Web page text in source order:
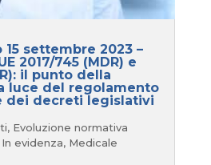
settembre 2023 –
2017/745 (MDR) e
il punto della
luce del regolamento
dei decreti legislativi
, Evoluzione normativa
In evidenza, Medicale